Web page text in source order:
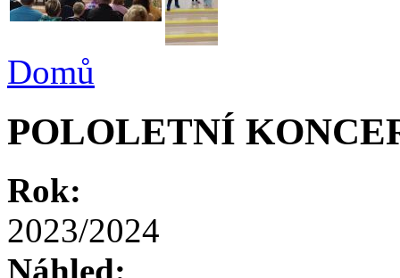
Domů
POLOLETNÍ
Rok:
2023/2024